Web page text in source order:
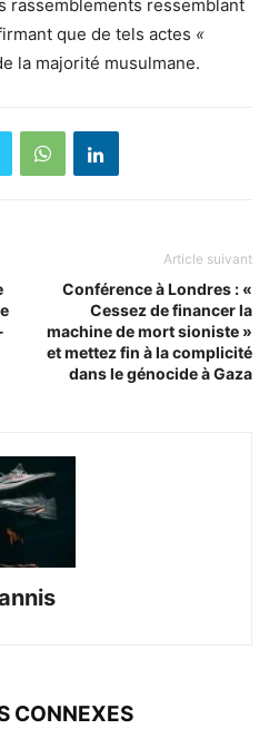
rassemblements ressemblant
que de tels actes «
la majorité musulmane.
Article suivant
Conférence à Londres : «
Cessez de financer la
machine de mort sioniste »
et mettez fin à la complicité
dans le génocide à Gaza
CONNEXES